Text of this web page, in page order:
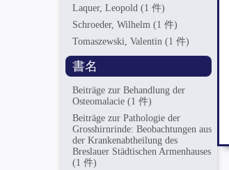
Laquer, Leopold(1 件)
Schroeder, Wilhelm(1 件)
Tomaszewski, Valentin(1 件)
書名
Beiträge zur Behandlung der
Osteomalacie(1 件)
Beiträge zur Pathologie der
Grosshirnrinde: Beobachtungen aus
der Krankenabtheilung des
Breslauer Städtischen Armenhauses
(1 件)